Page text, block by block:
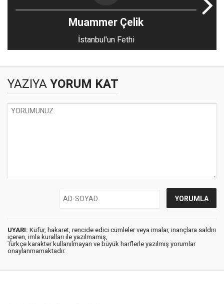
Muammer Çelik
İstanbul'un Fethi
YAZIYA YORUM KAT
UYARI: Küfür, hakaret, rencide edici cümleler veya imalar, inançlara saldırı
içeren, imla kuralları ile yazılmamış,
Türkçe karakter kullanılmayan ve büyük harflerle yazılmış yorumlar
onaylanmamaktadır.